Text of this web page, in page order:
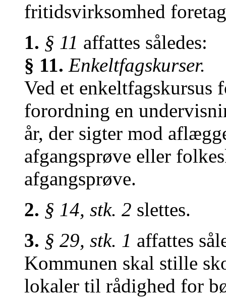
fritidsvirksomhed
1. § 11 affattes således:
§ 11. Enkeltfagskurser.
Ved et enkeltfagskursus
forordning en
år, der sigter mod
afgangsprøve eller
afgangsprøve.
2. § 14, stk. 2 slettes.
3. § 29, stk. 1 affattes
Kommunen skal stille
lokaler til rådighed for